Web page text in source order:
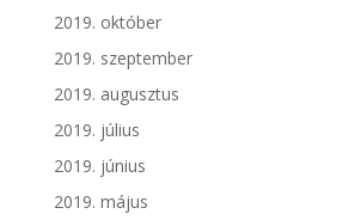
2019. október
2019. szeptember
2019. augusztus
2019. július
2019. június
2019. május